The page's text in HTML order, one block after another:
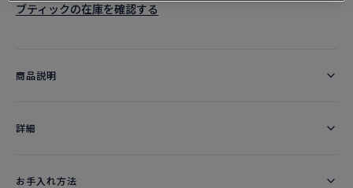
ブティックの在庫を確認する​
商品説明
詳細​
お手入れ方法